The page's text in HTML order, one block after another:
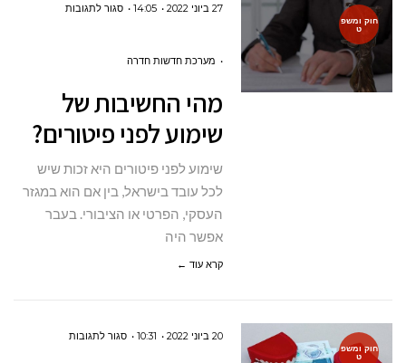
חוק ומשפ
ט
27 ביוני 2022 14:05 סגור לתגובותעל
שימוע
לפני
מערכת חדשות חדרה
מהי החשיבות של
שימוע לפני פיטורים?
שימוע לפני פיטורים היא זכות שיש
לכל עובד בישראל, בין אם הוא במגזר
העסקי, הפרטי או הציבורי. בעבר
אפשר היה
קרא עוד ←
חוק ומשפ
ט
20 ביוני 2022 10:31 סגור לתגובותעל